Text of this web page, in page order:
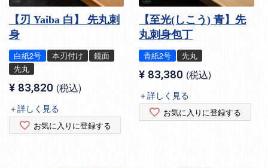
【刃 Yaiba 白】 先丸刺
身
白紙2号 本刃付け
鏡面
先丸
¥ 83,820 税込
＋詳しく見る
お気に入りに登録する
【至光(しこう) 青】先
丸刺身包丁
青紙2号 先丸
¥ 83,380 税込
＋詳しく見る
お気に入りに登録する